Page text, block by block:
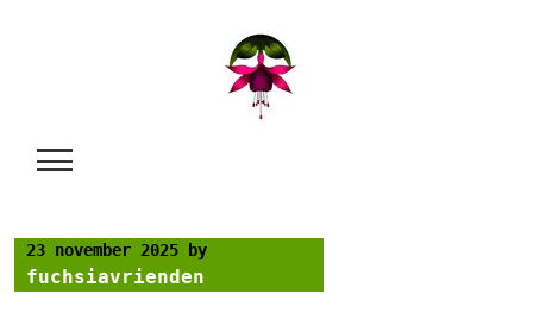
23 november 2025 by
fuchsiavrienden